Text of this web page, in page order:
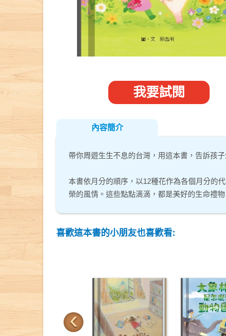
我要試閱
內容簡介
帶你周遊生生不息的台灣，用這本書，告訴孩子
本書依月分的順序，以12種花作為各個月分的
榮的風情。這些點點滴滴，都是美好的生命禮
喜歡這本書的小朋友也喜歡看:
‹